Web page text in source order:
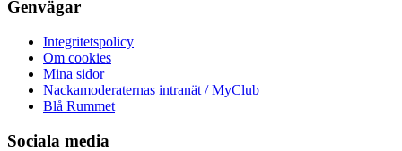
Genvägar
Integritetspolicy
Om cookies
Mina sidor
Nackamoderaternas intranät / MyClub
Blå Rummet
Sociala media